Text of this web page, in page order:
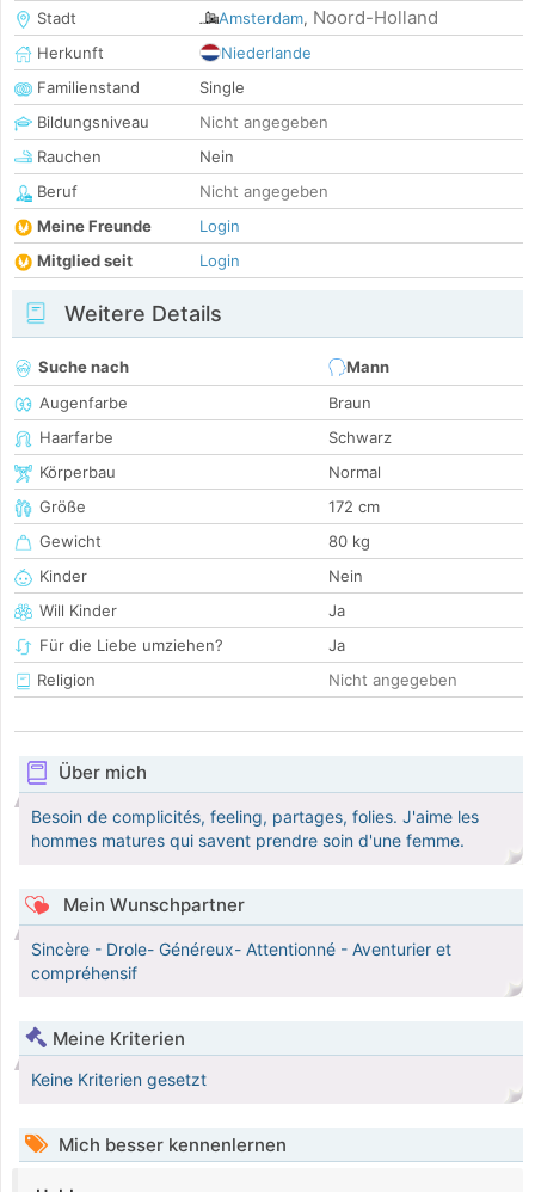
Stadt
Amsterdam, Noord-Holland
Herkunft
Niederlande
Familienstand
Single
Bildungsniveau
Nicht angegeben
Rauchen
Nein
Beruf
Nicht angegeben
Meine Freunde
Login
Mitglied seit
Login
Weitere Details
Suche nach
Mann
Augenfarbe
Braun
Haarfarbe
Schwarz
Körperbau
Normal
Größe
172 cm
Gewicht
80 kg
Kinder
Nein
Will Kinder
Ja
Für die Liebe umziehen?
Ja
Religion
Nicht angegeben
Über mich
Besoin de complicités, feeling, partages, folies. J'aime les
hommes matures qui savent prendre soin d'une femme.
Mein Wunschpartner
Sincère - Drole- Généreux- Attentionné - Aventurier et
compréhensif
Meine Kriterien
Keine Kriterien gesetzt
Mich besser kennenlernen